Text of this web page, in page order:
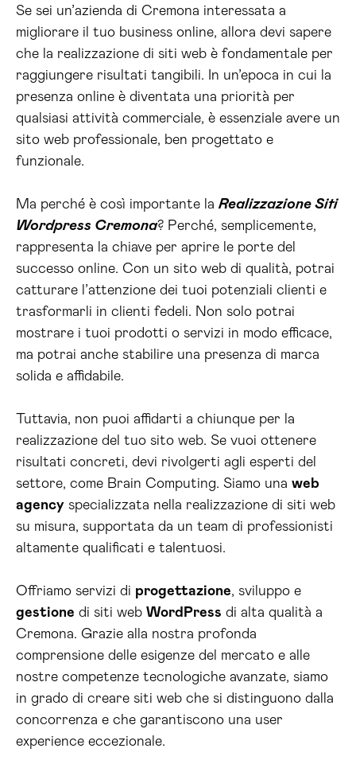
Se sei un’azienda di Cremona interessata a
migliorare il tuo business online, allora devi sapere
che la realizzazione di siti web è fondamentale per
raggiungere risultati tangibili. In un’epoca in cui la
presenza online è diventata una priorità per
qualsiasi attività commerciale, è essenziale avere un
sito web professionale, ben progettato e
funzionale.
Ma perché è così importante la Realizzazione Siti
Wordpress Cremona? Perché, semplicemente,
rappresenta la chiave per aprire le porte del
successo online. Con un sito web di qualità, potrai
catturare l’attenzione dei tuoi potenziali clienti e
trasformarli in clienti fedeli. Non solo potrai
mostrare i tuoi prodotti o servizi in modo efficace,
ma potrai anche stabilire una presenza di marca
solida e affidabile.
Tuttavia, non puoi affidarti a chiunque per la
realizzazione del tuo sito web. Se vuoi ottenere
risultati concreti, devi rivolgerti agli esperti del
settore, come Brain Computing. Siamo una web
agency specializzata nella realizzazione di siti web
su misura, supportata da un team di professionisti
altamente qualificati e talentuosi.
Offriamo servizi di progettazione, sviluppo e
gestione di siti web WordPress di alta qualità a
Cremona. Grazie alla nostra profonda
comprensione delle esigenze del mercato e alle
nostre competenze tecnologiche avanzate, siamo
in grado di creare siti web che si distinguono dalla
concorrenza e che garantiscono una user
experience eccezionale.